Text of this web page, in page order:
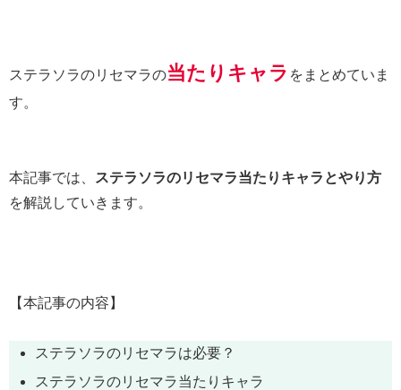
ステラソラのリセマラの当たりキャラ をまとめていま
す。
本記事では、
ステラソラのリセマラ当たりキャラとやり方
を解説していきます。
【本記事の内容】
ステラソラのリセマラは必要？
ステラソラのリセマラ当たりキャラ